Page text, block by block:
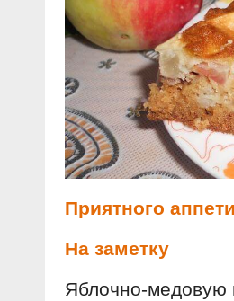
Приятного
На заметку
Яблочно-медовую